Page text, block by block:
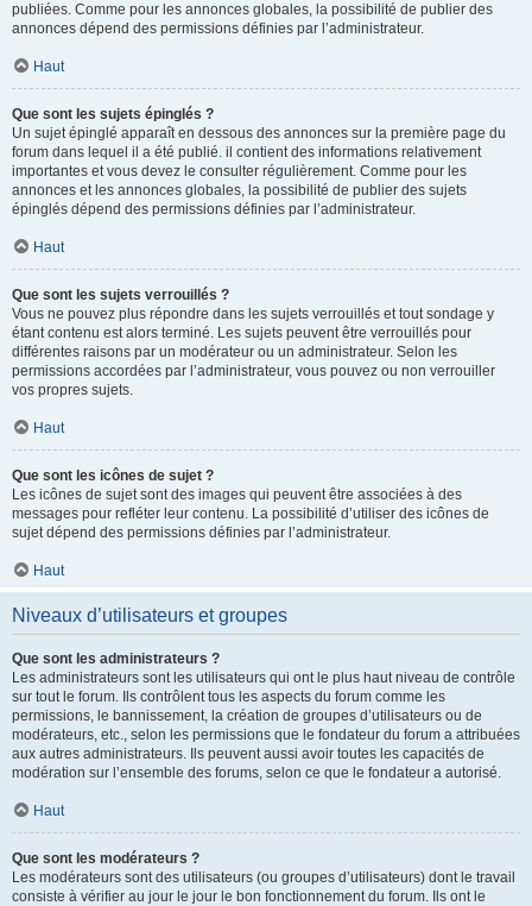
publiées. Comme pour les annonces globales, la possibilité de publier des
annonces dépend des permissions définies par l’administrateur.
Haut
Que sont les sujets épinglés ?
Un sujet épinglé apparaît en dessous des annonces sur la première page du
forum dans lequel il a été publié. il contient des informations relativement
importantes et vous devez le consulter régulièrement. Comme pour les
annonces et les annonces globales, la possibilité de publier des sujets
épinglés dépend des permissions définies par l’administrateur.
Haut
Que sont les sujets verrouillés ?
Vous ne pouvez plus répondre dans les sujets verrouillés et tout sondage y
étant contenu est alors terminé. Les sujets peuvent être verrouillés pour
différentes raisons par un modérateur ou un administrateur. Selon les
permissions accordées par l’administrateur, vous pouvez ou non verrouiller
vos propres sujets.
Haut
Que sont les icônes de sujet ?
Les icônes de sujet sont des images qui peuvent être associées à des
messages pour refléter leur contenu. La possibilité d’utiliser des icônes de
sujet dépend des permissions définies par l’administrateur.
Haut
Niveaux d’utilisateurs et groupes
Que sont les administrateurs ?
Les administrateurs sont les utilisateurs qui ont le plus haut niveau de contrôle
sur tout le forum. Ils contrôlent tous les aspects du forum comme les
permissions, le bannissement, la création de groupes d’utilisateurs ou de
modérateurs, etc., selon les permissions que le fondateur du forum a attribuées
aux autres administrateurs. Ils peuvent aussi avoir toutes les capacités de
modération sur l’ensemble des forums, selon ce que le fondateur a autorisé.
Haut
Que sont les modérateurs ?
Les modérateurs sont des utilisateurs (ou groupes d’utilisateurs) dont le travail
consiste à vérifier au jour le jour le bon fonctionnement du forum. Ils ont le